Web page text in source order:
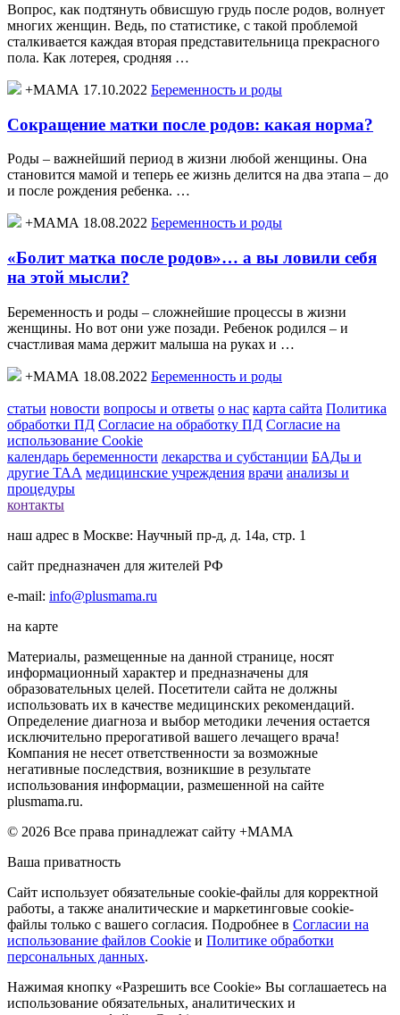
Вопрос, как подтянуть обвисшую грудь после родов, волнует
многих женщин. Ведь, по статистике, с такой проблемой
сталкивается каждая вторая представительница прекрасного
пола. Как лотерея, сродняя …
+МАМА 17.10.2022 Беременность и роды
Сокращение матки после родов: какая норма?
Роды – важнейший период в жизни любой женщины. Она
становится мамой и теперь ее жизнь делится на два этапа – до
и после рождения ребенка. …
+МАМА 18.08.2022 Беременность и роды
«Болит матка после родов»… а вы ловили себя
на этой мысли?
Беременность и роды – сложнейшие процессы в жизни
женщины. Но вот они уже позади. Ребенок родился – и
счастливая мама держит малыша на руках и …
+МАМА 18.08.2022 Беременность и роды
статьи новости вопросы и ответы о нас карта сайта Политика
обработки ПД Согласие на обработку ПД Согласие на
использование Cookie
календарь беременности лекарства и субстанции БАДы и
другие ТАА медицинские учреждения врачи анализы и
процедуры
контакты
наш адрес в Москве: Научный пр-д, д. 14а, стр. 1
сайт предназначен для жителей РФ
e-mail: info@plusmama.ru
на карте
Материалы, размещенные на данной странице, носят
информационный характер и предназначены для
образовательных целей. Посетители сайта не должны
использовать их в качестве медицинских рекомендаций.
Определение диагноза и выбор методики лечения остается
исключительно прерогативой вашего лечащего врача!
Компания не несет ответственности за возможные
негативные последствия, возникшие в результате
использования информации, размешенной на сайте
plusmama.ru.
© 2026 Все права принадлежат сайту +МАМА
Ваша приватность
Сайт использует обязательные cookie-файлы для корректной
работы, а также аналитические и маркетинговые cookie-
файлы только с вашего согласия. Подробнее в Согласии на
использование файлов Cookie и Политике обработки
персональных данных.
Нажимая кнопку «Разрешить все Cookie» Вы соглашаетесь на
использование обязательных, аналитических и